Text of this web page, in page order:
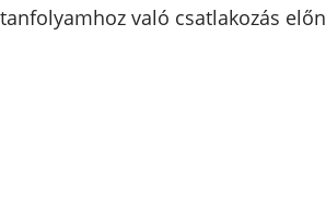
tanfolyamhoz való csatlakozás